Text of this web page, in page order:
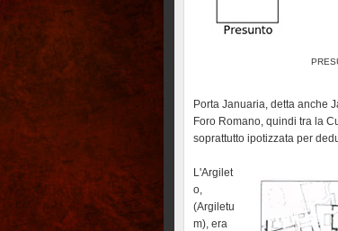
Porta Januaria, detta anche
Foro Romano, quindi tra la
soprattutto ipotizzata per
L'Argilet
o,
(Argiletu
m), era